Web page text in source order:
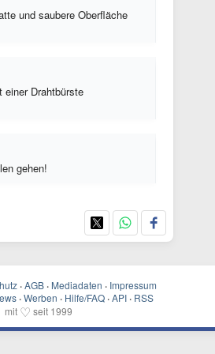
und saubere Oberfläche
einer Drahtbürste
gehen!
· AGB · Mediadaten · Impressum
· Werben · Hilfe/FAQ · API · RSS
mit ♡ seit 1999